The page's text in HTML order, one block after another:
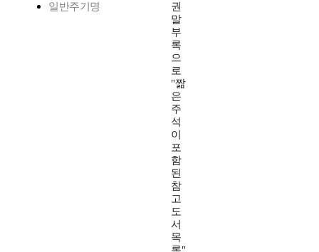
일반주기명
권
말
부
록
으
로
"짦
은
주
석
이
포
함
된
참
고
도
서
목